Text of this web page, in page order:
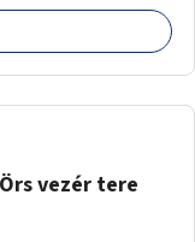
vezér tere